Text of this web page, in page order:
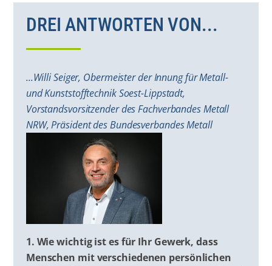
DREI ANTWORTEN VON...
...Willi Seiger, Obermeister der Innung für Metall-
und Kunststofftechnik Soest-Lippstadt,
Vorstandsvorsitzender des Fachverbandes Metall
NRW, Präsident des Bundesverbandes Metall
1. Wie wichtig ist es für Ihr Gewerk, dass
Menschen mit verschiedenen persönlichen